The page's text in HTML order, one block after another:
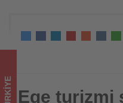
olarak
görüyor
-
Tourexpi,
Ege turizmi sağlık turizmini yeni
TÜRKIYE Ege turizmi